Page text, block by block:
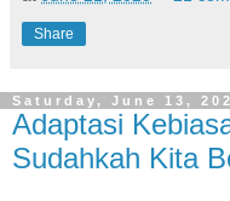
Share
Saturday, June 13,
Adaptasi
Sudahkah Kita